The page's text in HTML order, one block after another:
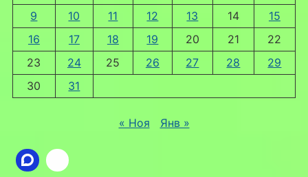
9
10 11 12 13 14
15
16
17 18 19 20 21
22
23
24 25 26 27 28
29
30
31
« Ноя Янв »